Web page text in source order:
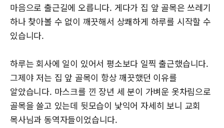
마음으로 출근길에 오릅니다. 게다가 집 앞 골목은 쓰레기
하나 찾아볼 수 없이 깨끗해서 상쾌하게 하루를 시작할 수
있습니다.
하루는 회사에 일이 있어서 평소보다 일찍 출근했습니다.
그제야 저는 집 앞 골목이 항상 깨끗했던 이유를
알았습니다. 마스크를 낀 장년 세 분이 가벼운 옷차림으로
골목을 쓸고 있는데 뒷모습이 낯익어 자세히 보니 교회
목사님과 동역자들이었습니다.